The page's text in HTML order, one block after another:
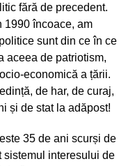
cât puricele
vacanţele anul
urgenţă, plecau
Nu mai era o
nevoie de vâna
sau ne trimit înapoi
sparanghelului!
fără de precedent.
1990 încoace, am
sunt din ce în ce
aceea de patriotism,
economică a țării.
de har, de curaj,
și de stat la adăpost!
35 de ani scurși de
sistemul interesului de